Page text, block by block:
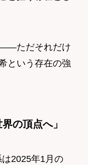
——ただそれだけ
という存在の強
の頂点へ」
2025年1月の